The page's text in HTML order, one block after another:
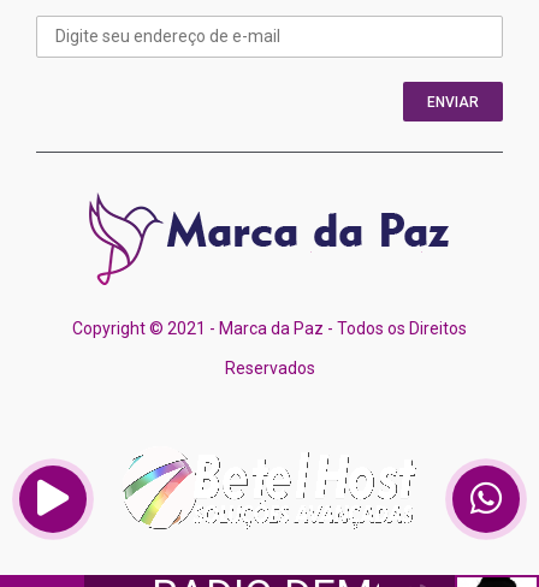
ENVIAR
Copyright © 2021 - Marca da Paz - Todos os Direitos
Reservados